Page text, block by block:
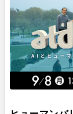
プライバシーポリ
採用について
出版
プラクティショナ
リサーチ
イベント・セミナ
リサーチ
出版
その他